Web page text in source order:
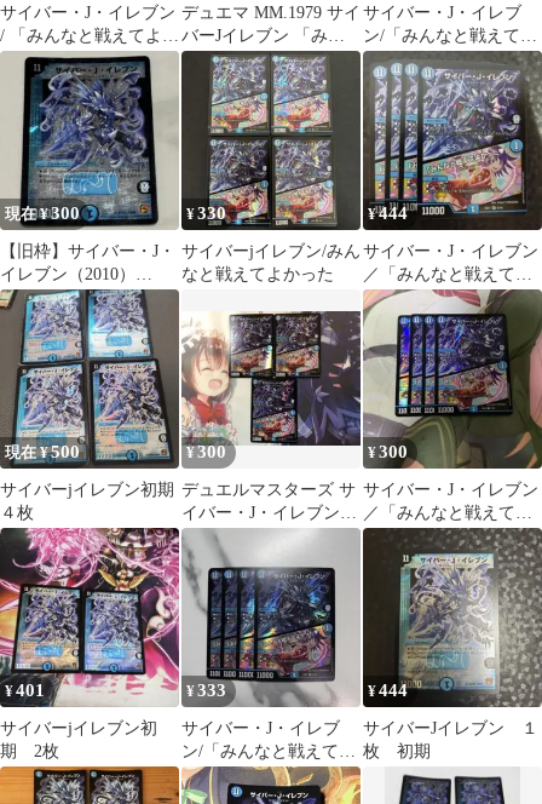
サイバー・J・イレブン
/ 「みんなと戦えてよか
った♥」 2枚
デュエマ MM.1979 サイ
バーJイレブン 「みん
なと戦えてよかった♥」
サイバー・J・イレブ
ン/「みんなと戦えてよ
かった♥」 4枚
現在 ¥300
【旧枠】サイバー・J・
イレブン（2010）
S1/S5 DM38 PS
¥330
サイバーjイレブン/みん
なと戦えてよかった
¥444
サイバー・J・イレブン
／「みんなと戦えてよ
かった」 4枚
DM25EX1
現在 ¥500
サイバーjイレブン初期
４枚
¥300
デュエルマスターズ サ
イバー・J・イレブン/
「みんなと戦えてよか
った♡」3枚
¥300
サイバー・J・イレブン
／「みんなと戦えてよ
かった♥」 4枚
DM25EX1
¥401
サイバーjイレブン初
期 2枚
¥333
サイバー・J・イレブ
ン/「みんなと戦えてよ
かった♥」 4枚
¥444
サイバーJイレブン １
枚 初期